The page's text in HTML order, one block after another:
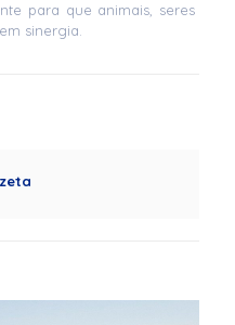
para que animais, seres
sinergia.